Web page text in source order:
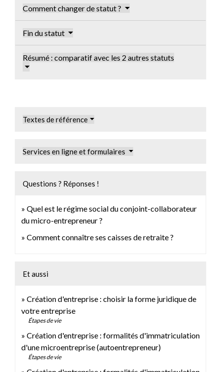
Comment changer de statut ?
Fin du statut
Résumé : comparatif avec les 2 autres statuts
Textes de référence
Services en ligne et formulaires
Questions ? Réponses !
Quel est le régime social du conjoint-collaborateur
du micro-entrepreneur ?
Comment connaître ses caisses de retraite ?
Et aussi
Création d'entreprise : choisir la forme juridique de
votre entreprise
Étapes de vie
Création d'entreprise : formalités d'immatriculation
d'une microentreprise (autoentrepreneur)
Étapes de vie